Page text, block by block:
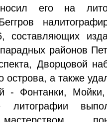
его на
составляющих
районов
Дворцовой
острова, а также
- Фонтанки,
литографии